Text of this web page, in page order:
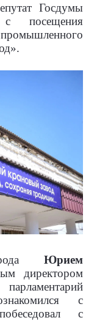
Госдумы
посещения
Юрием
директором
с
с